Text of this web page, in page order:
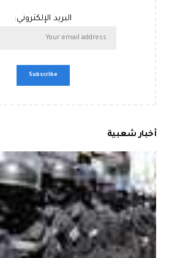
البريد الإلكتروني:
أخبار شعبية